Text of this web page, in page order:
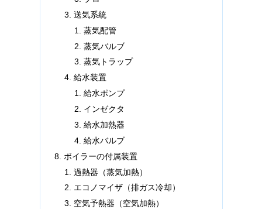
送気系統
蒸気配管
蒸気バルブ
蒸気トラップ
給水装置
給水ポンプ
インゼクタ
給水加熱器
給水バルブ
ボイラーの付属装置
過熱器（蒸気加熱）
エコノマイザ（排ガス冷却）
空気予熱器（空気加熱）